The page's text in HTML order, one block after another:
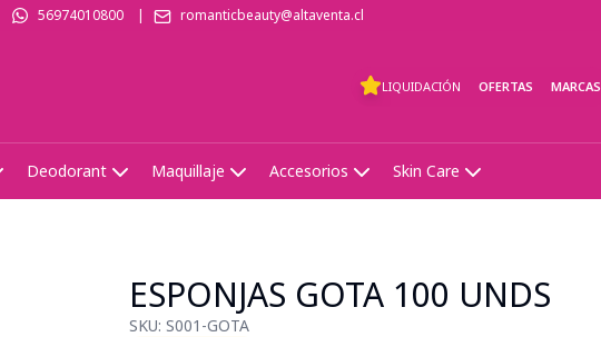
56974010800| romanticbeauty@altaventa.cl
LIQUIDACIÓN OFERTAS MARCAS
Deodorant Maquillaje Accesorios Skin Care
ESPONJAS GOTA 100 UNDS
SKU: S001-GOTA